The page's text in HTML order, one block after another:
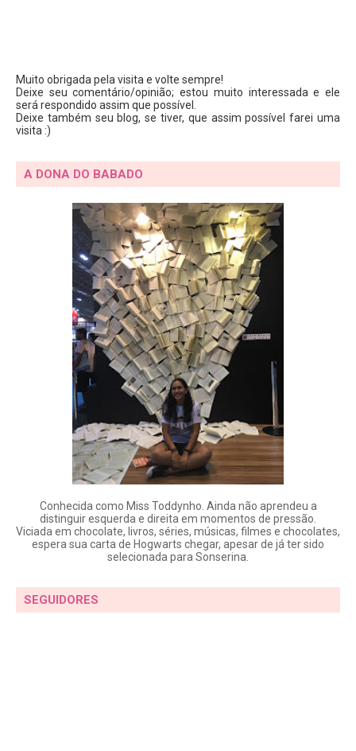
Muito obrigada pela visita e volte sempre!
Deixe seu comentário/opinião; estou muito interessada e ele
será respondido assim que possível.
Deixe também seu blog, se tiver, que assim possível farei uma
visita :)
A DONA DO BABADO
Conhecida como Miss Toddynho. Ainda não aprendeu a
distinguir esquerda e direita em momentos de pressão.
Viciada em chocolate, livros, séries, músicas, filmes e chocolates,
espera sua carta de Hogwarts chegar, apesar de já ter sido
selecionada para Sonserina.
SEGUIDORES